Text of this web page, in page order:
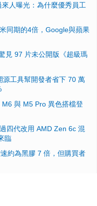
人曝光：為什麼優秀員工
同期的4倍，Google與蘋果
見 97 片未公開版《超級瑪
工具幫開發者省下 70 萬
與 M5 Pro 異色搭檔登
四代改用 AMD Zen 6c 混
臨
約為黑膠 7 倍，但購買者